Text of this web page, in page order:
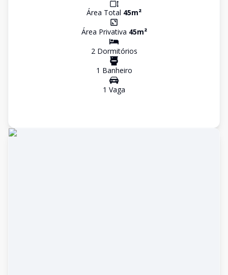
Área Total 45m²
Área Privativa 45m²
2Dormitórios
1 Banheiro
1 Vaga